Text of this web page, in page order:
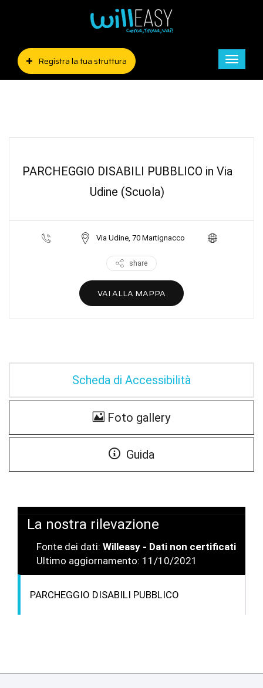
Registra la tua struttura
Toggle
PARCHEGGIO DISABILI PUBBLICO in Via
Udine (Scuola)
Via Udine, 70 Martignacco
share
VAI ALLA MAPPA
Scheda di Accessibilità
Foto gallery
Guida
La nostra rilevazione
Fonte dei dati: Willeasy - Dati non certificati
Ultimo aggiornamento: 11/10/2021
PARCHEGGIO DISABILI PUBBLICO